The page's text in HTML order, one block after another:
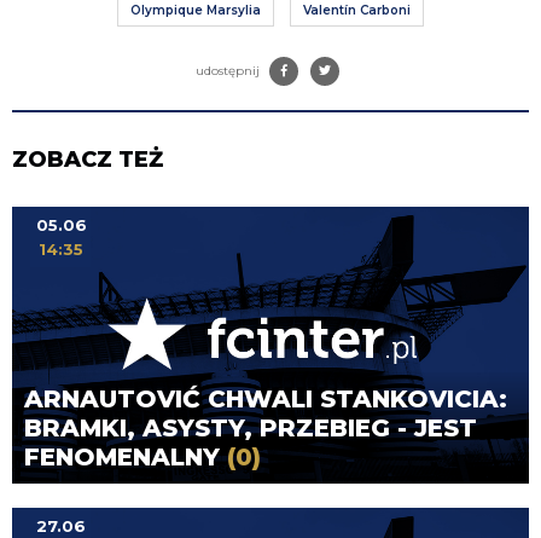
Olympique Marsylia Valentín Carboni
udostępnij
ZOBACZ TEŻ
ARNAUTOVIĆ CHWALI STANKOVICIA:
BRAMKI, ASYSTY, PRZEBIEG - JEST
FENOMENALNY(0)
05.06
14:35
27.06